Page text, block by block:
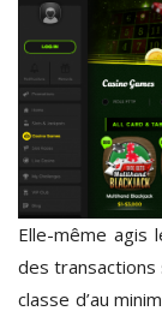
Elle-même agis
des transactions
classe d’au